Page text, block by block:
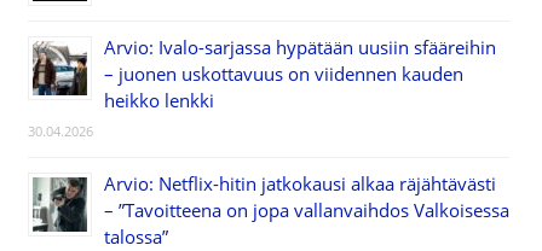
Arvio: Ivalo-sarjassa hypätään uusiin sfääreihin
– juonen uskottavuus on viidennen kauden
heikko lenkki
30.04.2026
Arvio: Netflix-hitin jatkokausi alkaa räjähtävästi
– ”Tavoitteena on jopa vallanvaihdos Valkoisessa
talossa”